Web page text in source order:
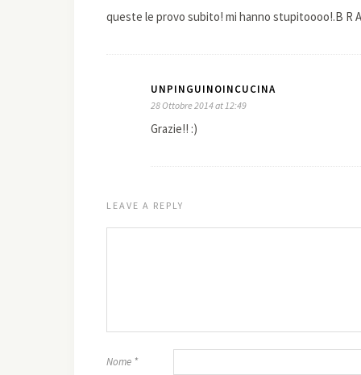
queste le provo subito! mi hanno stupitoooo!.B R A
UNPINGUINOINCUCINA
28 Ottobre 2014 at 12:49
Grazie!! :)
LEAVE A REPLY
Nome *